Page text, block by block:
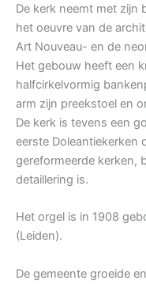
De kerk neemt met zijn
het oeuvre van de
Art Nouveau- en de
Het gebouw heeft een
halfcirkelvormig
arm zijn preekstoel en
De kerk is tevens een
eerste Doleantiekerken
gereformeerde kerken,
detaillering is.
Het orgel is in 1908
(Leiden).
De gemeente groeide